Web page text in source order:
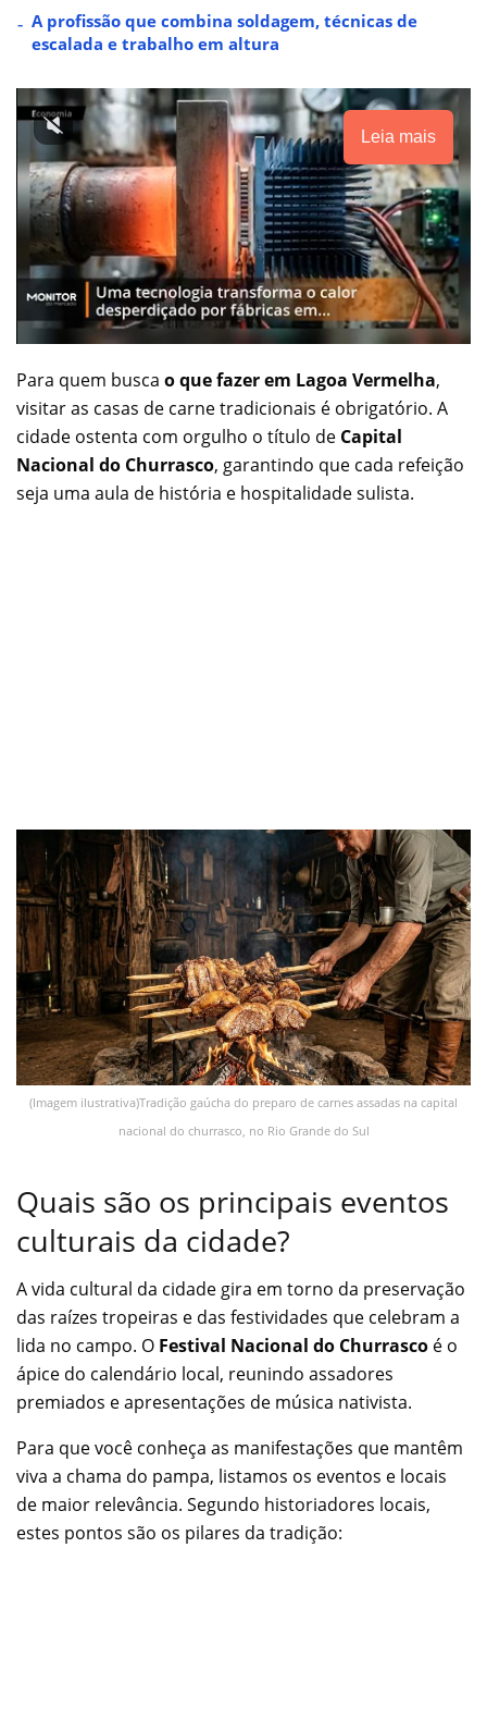
A profissão que combina soldagem, técnicas de
escalada e trabalho em altura
Leia mais
Para quem busca o que fazer em Lagoa Vermelha,
visitar as casas de carne tradicionais é obrigatório. A
cidade ostenta com orgulho o título de Capital
Nacional do Churrasco, garantindo que cada refeição
seja uma aula de história e hospitalidade sulista.
(Imagem ilustrativa)Tradição gaúcha do preparo de carnes assadas na capital
nacional do churrasco, no Rio Grande do Sul
Quais são os principais eventos
culturais da cidade?
A vida cultural da cidade gira em torno da preservação
das raízes tropeiras e das festividades que celebram a
lida no campo. O Festival Nacional do Churrasco é o
ápice do calendário local, reunindo assadores
premiados e apresentações de música nativista.
Para que você conheça as manifestações que mantêm
viva a chama do pampa, listamos os eventos e locais
de maior relevância. Segundo historiadores locais,
estes pontos são os pilares da tradição: